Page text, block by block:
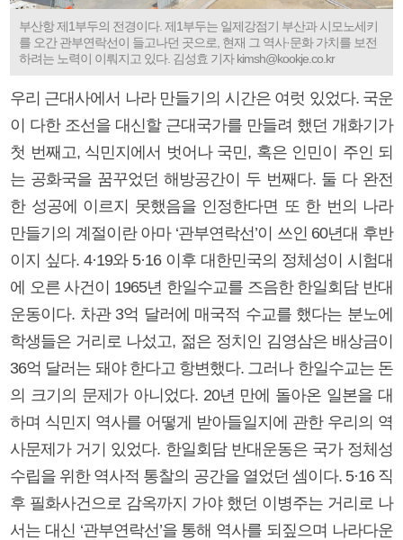
부산항 제1부두의 전경이다. 제1부두는 일제강점기 부산과 시모노세키
를 오간 관부연락선이 들고나던 곳으로, 현재 그 역사·문화 가치를 보전
하려는 노력이 이뤄지고 있다. 김성효 기자 kimsh@kookje.co.kr
우리 근대사에서 나라 만들기의 시간은 여럿 있었다. 국운
이 다한 조선을 대신할 근대국가를 만들려 했던 개화기가
첫 번째고, 식민지에서 벗어나 국민, 혹은 인민이 주인 되
는 공화국을 꿈꾸었던 해방공간이 두 번째다. 둘 다 완전
한 성공에 이르지 못했음을 인정한다면 또 한 번의 나라
만들기의 계절이란 아마 ‘관부연락선’이 쓰인 60년대 후반
이지 싶다. 4·19와 5·16 이후 대한민국의 정체성이 시험대
에 오른 사건이 1965년 한일수교를 즈음한 한일회담 반대
운동이다. 차관 3억 달러에 매국적 수교를 했다는 분노에
학생들은 거리로 나섰고, 젊은 정치인 김영삼은 배상금이
36억 달러는 돼야 한다고 항변했다. 그러나 한일수교는 돈
의 크기의 문제가 아니었다. 20년 만에 돌아온 일본을 대
하며 식민지 역사를 어떻게 받아들일지에 관한 우리의 역
사문제가 거기 있었다. 한일회담 반대운동은 국가 정체성
수립을 위한 역사적 통찰의 공간을 열었던 셈이다. 5·16 직
후 필화사건으로 감옥까지 가야 했던 이병주는 거리로 나
서는 대신 ‘관부연락선’을 통해 역사를 되짚으며 나라다운